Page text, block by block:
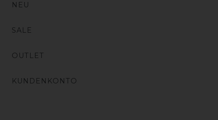
NEU
SALE
OUTLET
KUNDENKONTO